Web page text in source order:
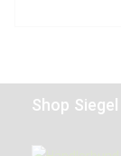
Shop Siegel